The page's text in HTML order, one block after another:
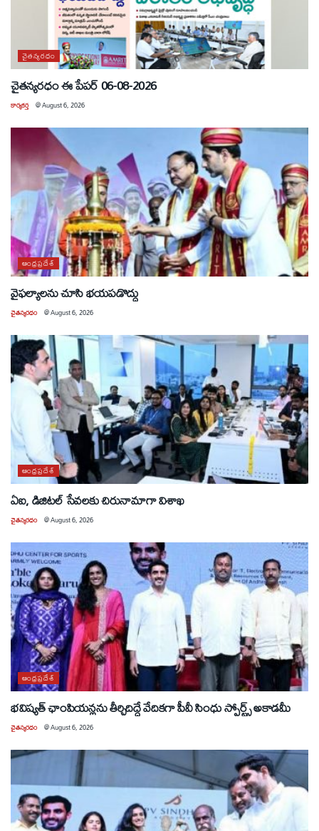
చైతన్యరధం
చైతన్యరధం ఈ పేపర్ 06-08-2026
కార్యకర్త @August 6, 2026
ఆంధ్రప్రదేశ్
వైఫల్యాలను చూసి భయపడొద్దు
చైతన్యరధం @August 6, 2026
ఆంధ్రప్రదేశ్
ఏఐ, డిజిటల్ సేవలకు చిరునామాగా విశాఖ
చైతన్యరధం @August 6, 2026
ఆంధ్రప్రదేశ్
భవిష్యత్ ఛాంపియన్లను తీర్చిదిద్దే వేదికగా పీవీ సింధు స్పోర్ట్స్ అకాడమీ
చైతన్యరధం @August 6, 2026